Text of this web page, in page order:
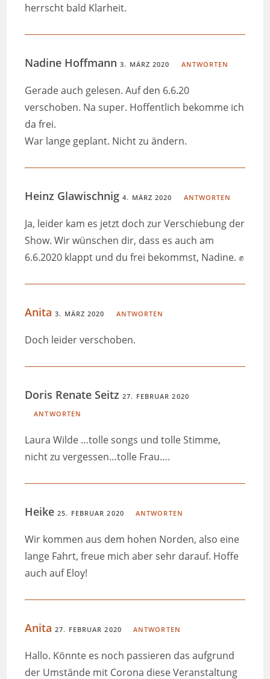
herrscht bald Klarheit.
Nadine Hoffmann3. MÄRZ 2020 ANTWORTEN
Gerade auch gelesen. Auf den 6.6.20
verschoben. Na super. Hoffentlich bekomme ich
da frei.
War lange geplant. Nicht zu ändern.
Heinz Glawischnig4. MÄRZ 2020 ANTWORTEN
Ja, leider kam es jetzt doch zur Verschiebung der
Show. Wir wünschen dir, dass es auch am
6.6.2020 klappt und du frei bekommst, Nadine. ✊
Anita 3. MÄRZ 2020 ANTWORTEN
Doch leider verschoben.
Doris Renate Seitz27. FEBRUAR 2020
ANTWORTEN
Laura Wilde …tolle songs und tolle Stimme,
nicht zu vergessen…tolle Frau….
Heike25. FEBRUAR 2020 ANTWORTEN
Wir kommen aus dem hohen Norden, also eine
lange Fahrt, freue mich aber sehr darauf. Hoffe
auch auf Eloy!
Anita 27. FEBRUAR 2020 ANTWORTEN
Hallo. Könnte es noch passieren das aufgrund
der Umstände mit Corona diese Veranstaltung